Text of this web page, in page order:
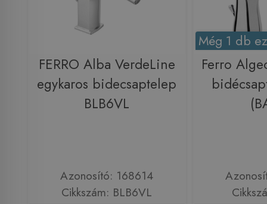
FERRO Alba VerdeLine
egykaros bidecsaptelep
BLB6VL
Azonosító: 168614
Cikkszám: BLB6VL
Még 1 db
Ferro